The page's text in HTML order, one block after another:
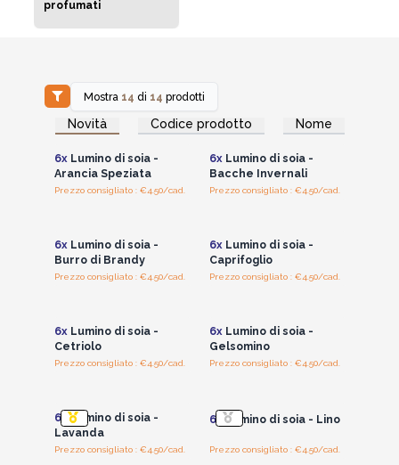
profumati
Mostra 14 di 14 prodotti
Novità Codice prodotto Nome
Accedi per vedere
i prezzi all'ingrosso
6xLumino di soia -
Arancia Speziata
Prezzo consigliato : €4.50/cad.
Accedi per vedere
i prezzi all'ingrosso
6xLumino di soia -
Bacche Invernali
Prezzo consigliato : €4.50/cad.
6xLumino di soia -
Burro di Brandy
Prezzo consigliato : €4.50/cad.
6xLumino di soia -
Caprifoglio
Prezzo consigliato : €4.50/cad.
6xLumino di soia -
Cetriolo
Prezzo consigliato : €4.50/cad.
6xLumino di soia -
Gelsomino
Prezzo consigliato : €4.50/cad.
6x Lumino di soia -
Lavanda
Prezzo consigliato : €4.50/cad.
6x Lumino di soia - Lino
Prezzo consigliato : €4.50/cad.